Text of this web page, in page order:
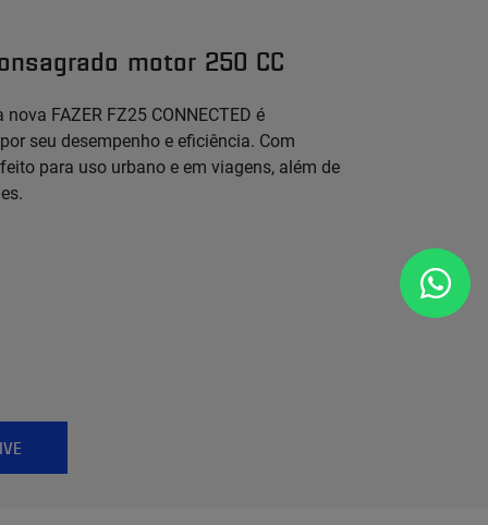
motor 250 CC
FAZER FZ25 CONNECTED é
seu desempenho e eficiência. Com
para uso urbano e em viagens, além de